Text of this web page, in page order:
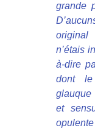
grande
n’étais
à-dire
dont
glauque
et